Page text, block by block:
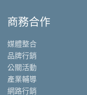
商務合作
媒體整合
品牌行銷
公關活動
產業輔導
網路行銷